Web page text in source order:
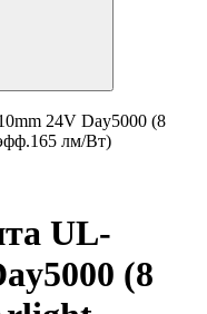
24V Day5000 (8
лм/Вт)
UL-
(8